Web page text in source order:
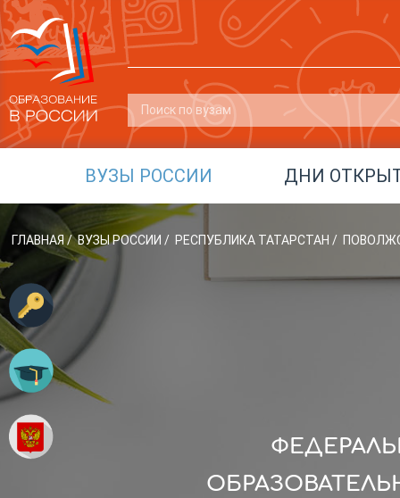
ВУЗЫ РОССИИ ДНИ
ГЛАВНАЯ / ВУЗЫ РОССИИ / РЕСПУБЛИКА ТАТАРСТАН /